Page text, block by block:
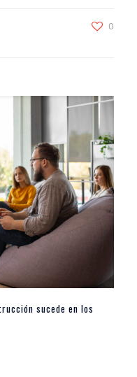
0
sucede en los